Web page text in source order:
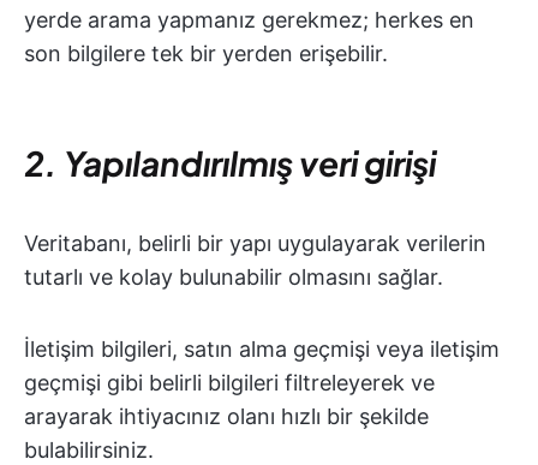
yerde arama yapmanız gerekmez; herkes en
son bilgilere tek bir yerden erişebilir.
2. Yapılandırılmış veri girişi
Veritabanı, belirli bir yapı uygulayarak verilerin
tutarlı ve kolay bulunabilir olmasını sağlar.
İletişim bilgileri, satın alma geçmişi veya iletişim
geçmişi gibi belirli bilgileri filtreleyerek ve
arayarak ihtiyacınız olanı hızlı bir şekilde
bulabilirsiniz.